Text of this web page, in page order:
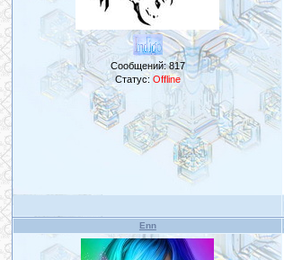
Сообщений:817
Статус: Offline
Enn